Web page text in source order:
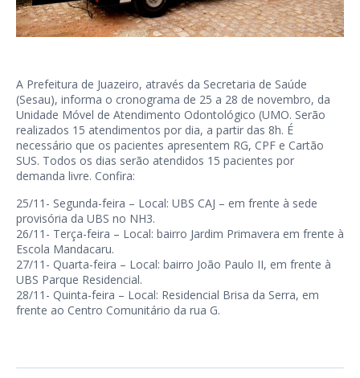
A Prefeitura de Juazeiro, através da Secretaria de Saúde
(Sesau), informa o cronograma de 25 a 28 de novembro, da
Unidade Móvel de Atendimento Odontológico (UMO. Serão
realizados 15 atendimentos por dia, a partir das 8h. É
necessário que os pacientes apresentem RG, CPF e Cartão
SUS. Todos os dias serão atendidos 15 pacientes por
demanda livre. Confira:
25/11- Segunda-feira – Local: UBS CAJ – em frente à sede
provisória da UBS no NH3.
26/11- Terça-feira – Local: bairro Jardim Primavera em frente à
Escola Mandacaru.
27/11- Quarta-feira – Local: bairro João Paulo II, em frente à
UBS Parque Residencial.
28/11- Quinta-feira – Local: Residencial Brisa da Serra, em
frente ao Centro Comunitário da rua G.